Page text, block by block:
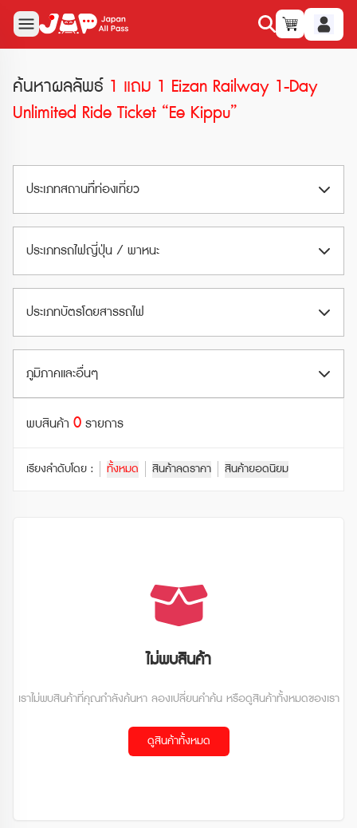
ค้นหาผลลัพธ์ 1 แถม 1 Eizan Railway 1-Day
Unlimited Ride Ticket “Ee Kippu”
ประเภทสถานทืี่ท่องเที่ยว
สวนสนุก (Amusement Park)
สวนน้ำ (Waterpark)
พิพิธภัณฑ์ (Museum)
สวนสัตว์และอควาเรียม (Zoo & Aquarium)
กระเช้าลอยฟ้า (Ropeway)
ประเภทรถไฟญี่ปุ่น / พาหนะ
Limited Express
Shinkansen
รถไฟใต้ดิน (Subway)
ประเภทบัตรโดยสารรถไฟ
ตั๋วรถไฟ JR (JR Ticket)
ตั๋วรถไฟอื่นๆ (Other Train Ticket)
ตั๋วรถไฟเอกชน (Private Railway Ticket)
พาสรถไฟ JR (JR Pass)
ภูมิภาคและอื่นๆ
ฮอกไกโด (Hokkaido)
โทโฮคุ (Tohoku)
พบสินค้า 0 รายการ
เรียงลำดับโดย : ทั้งหมด สินค้าลดราคา สินค้ายอดนิยม
ไม่พบสินค้า
เราไม่พบสินค้าที่คุณกำลังค้นหา ลองเปลี่ยนคำค้น หรือดูสินค้าทั้งหมดของเรา
ดูสินค้าทั้งหมด